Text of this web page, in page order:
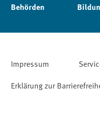
Behörden
Impressum
Erklärung zur